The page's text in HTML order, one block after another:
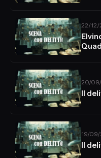
22/12/
20/
Il
19/
Il